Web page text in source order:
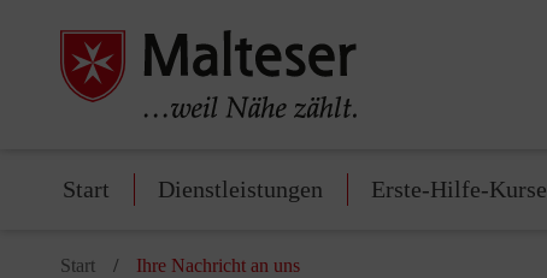
Start Dienstleistungen Erste-Hilfe-Kurse
Start Ihre Nachricht an uns